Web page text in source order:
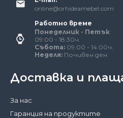
online@orhideamebel.com
Работно време
Понеделник - Петък:
09:00 - 18:30ч.
Събота: 09:00 - 14:00ч.
Неделя: Почивен ден
Доставка и
За нас
Гаранция на продуктите